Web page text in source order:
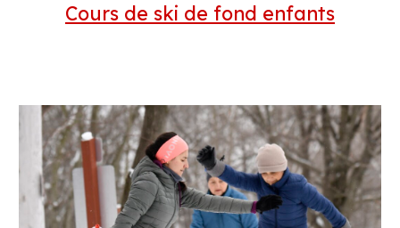
Cours de ski de fond enfants